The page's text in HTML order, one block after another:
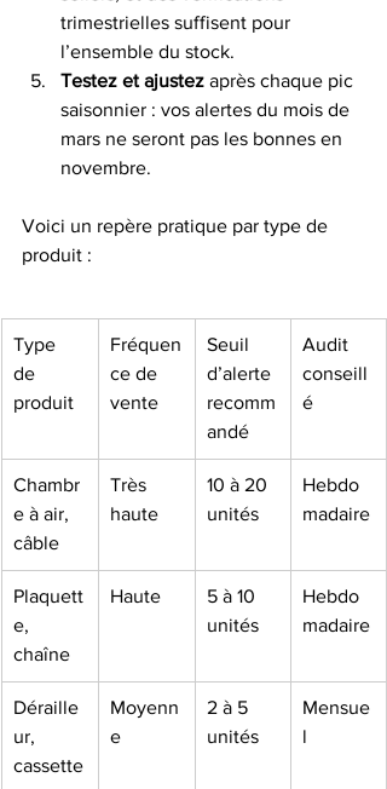
trimestrielles suffisent pour
l’ensemble du stock.
Testez et ajustez après chaque pic
saisonnier : vos alertes du mois de
mars ne seront pas les bonnes en
novembre.
Voici un repère pratique par type de
produit :
Type
de
produit
Fréquen
ce de
vente
Seuil
d’alerte
recomm
andé
Audit
conseill
é
Chambr
e à air,
câble
Très
haute
10 à 20
unités
Hebdo
madaire
Plaquett
e,
chaîne
Haute
5 à 10
unités
Hebdo
madaire
Déraille
ur,
cassette
Moyenn
e
2 à 5
unités
Mensue
l